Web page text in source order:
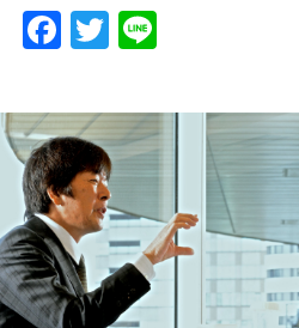
F
a
c
e
b
o
o
k
T
w
itt
er
e